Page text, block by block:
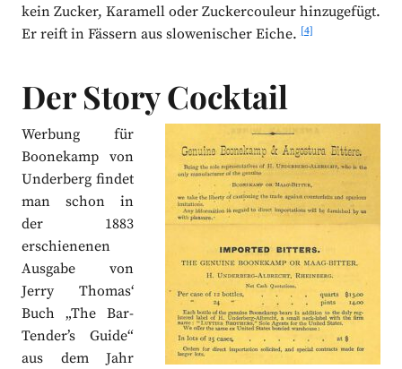
kein Zucker, Karamell oder Zuckercouleur hinzugefügt.
Er reift in Fässern aus slowenischer Eiche.[4]
Der Story Cocktail
Werbung für
Boonekamp von
Underberg findet
man schon in
der 1883
erschienenen
Ausgabe von
Jerry Thomas‘
Buch „The Bar-
Tender’s Guide“
aus dem Jahr